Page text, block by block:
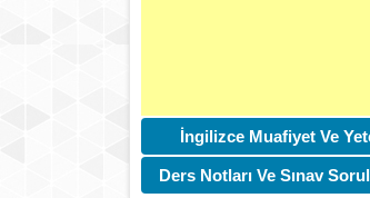
İngilizce Muafiyet Ve
Ders Notları Ve Sınav